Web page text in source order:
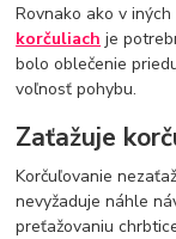
Rovnako ako v
korčuliach je
bolo oblečenie
voľnosť pohybu.
Zaťažuje
Korčuľovanie
nevyžaduje náhle
preťažovaniu